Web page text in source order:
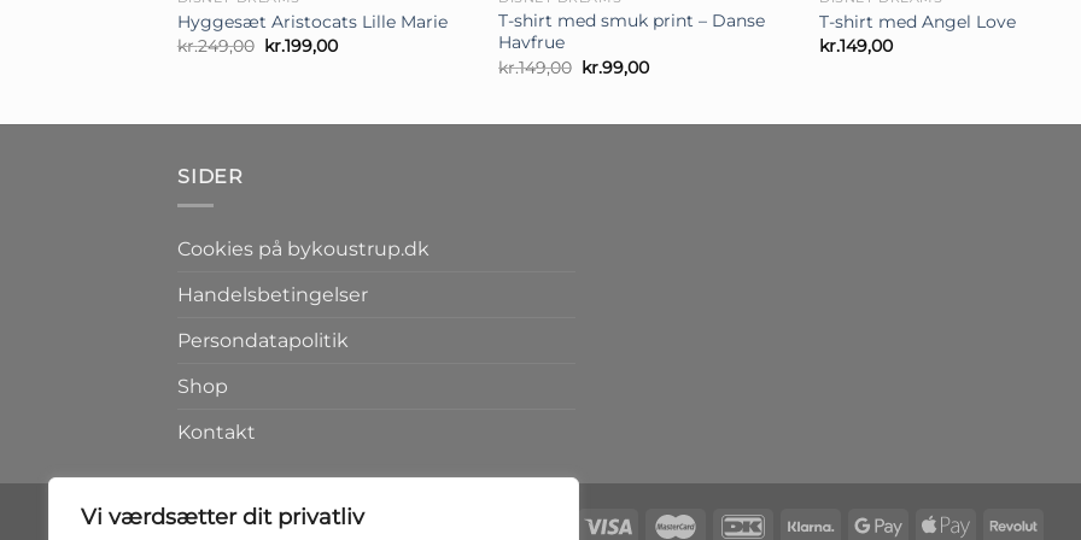
Vi værdsætter dit privatliv
Hygge­sæt Aristocats Lille Marie
kr.249,00 Den
kr.199,00Den
T-shirt med smuk print – Danse
Havfrue
kr.149,00 Den
oprindelige
kr.99,00Den
T-shirt med Angel Love
kr.149,00
SIDER
Cookies på bykoustrup.dk
Handelsbetingelser
Persondatapolitik
Shop
Kontakt